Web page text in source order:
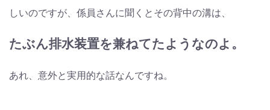
しいのですが、係員さんに聞くとその背中の溝は、
たぶん排水装置を兼ねてたようなのよ。
あれ、意外と実用的な話なんですね。